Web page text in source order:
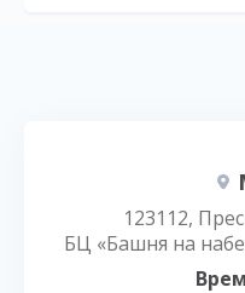
123112,
БЦ «Башня на